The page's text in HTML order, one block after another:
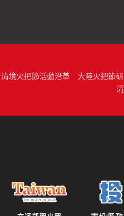
清境火把節活動沿革 大陸火把節